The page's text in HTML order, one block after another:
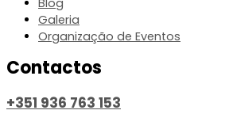
Blog
Galeria
Organização de Eventos
Contactos
+351 936 763 153